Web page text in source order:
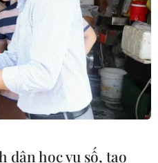
NAM
dân học vụ số, tạo